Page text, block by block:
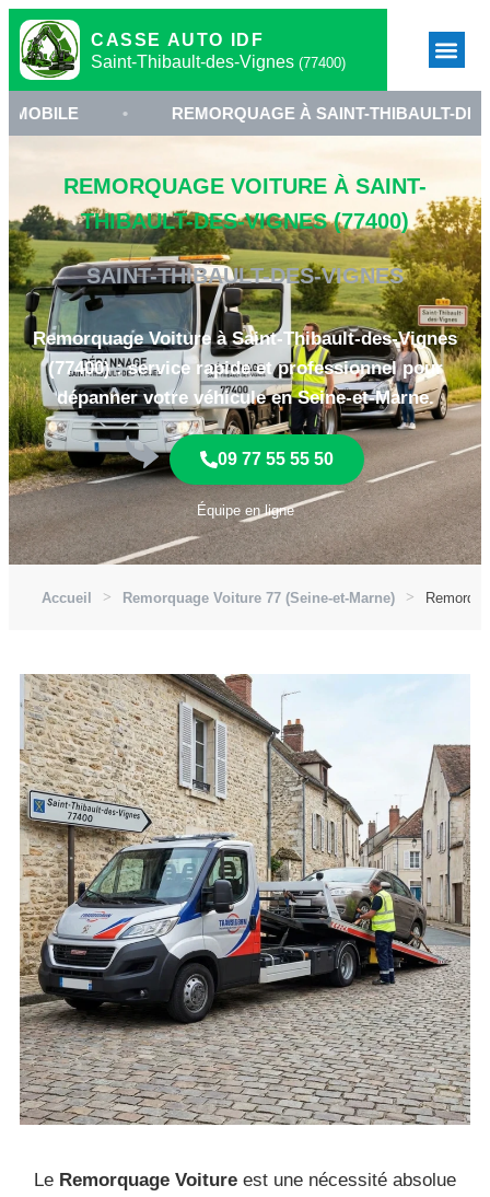
CASSE AUTO IDF
Saint-Thibault-des-Vignes (77400)
• REMORQUAGE À SAINT-THIBAULT-DES-VIGNES
REMORQUAGE VOITURE À SAINT-
THIBAULT-DES-VIGNES (77400)
SAINT-THIBAULT-DES-VIGNES
Remorquage Voiture à Saint-Thibault-des-Vignes
(77400) : service rapide et professionnel pour
dépanner votre véhicule en Seine-et-Marne.
09 77 55 55 50
Équipe en ligne
Accueil Remorquage Voiture 77 (Seine-et-Marne)
Le Remorquage Voiture est une nécessité absolue